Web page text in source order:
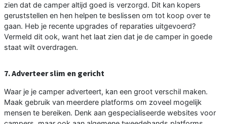
zien dat de camper altijd goed is verzorgd. Dit kan kopers
geruststellen en hen helpen te beslissen om tot koop over te
gaan. Heb je recente upgrades of reparaties uitgevoerd?
Vermeld dit ook, want het laat zien dat je de camper in goede
staat wilt overdragen.
7. Adverteer slim en gericht
Waar je je camper adverteert, kan een groot verschil maken.
Maak gebruik van meerdere platforms om zoveel mogelijk
mensen te bereiken. Denk aan gespecialiseerde websites voor